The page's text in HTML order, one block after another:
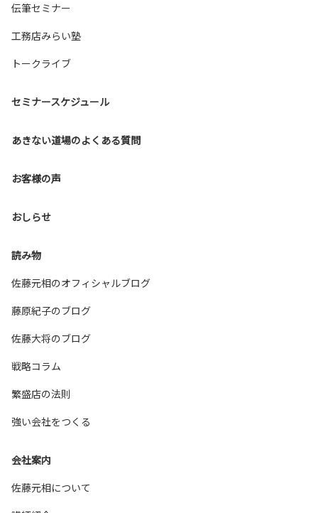
伝筆セミナー
工務店みらい塾
トークライブ
セミナースケジュール
あきない道場のよくある質問
お客様の声
おしらせ
読み物
佐藤元相のオフィシャルブログ
藤原紀子のブログ
佐藤大将のブログ
戦略コラム
繁盛店の法則
強い会社をつくる
会社案内
佐藤元相について